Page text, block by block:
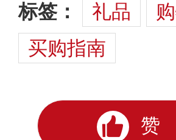
标签： 礼品
买购指南
赞